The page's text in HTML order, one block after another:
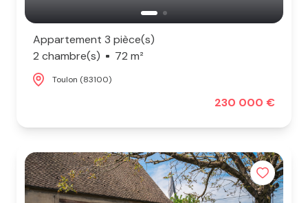
Appartement 3 pièce(s)
2 chambre(s)
72 m²
Toulon (83100)
230 000 €